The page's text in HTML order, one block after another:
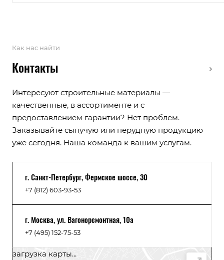
Как нас найти
Контакты
Интересуют строительные материалы —
качественные, в ассортименте и с
предоставлением гарантии? Нет проблем.
Заказывайте сыпучую или нерудную продукцию
уже сегодня. Наша команда к вашим услугам.
г. Санкт-Петербург, Фермское шоссе, 30
+7 (812) 603-93-53
г. Москва, ул. Вагоноремонтная, 10а
+7 (495) 152-75-53
загрузка карты...